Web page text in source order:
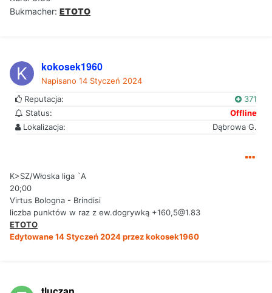
Bukmacher: ETOTO
kokosek1960
Napisano 14 Styczeń 2024
Reputacja:
371
Status:
Offline
Lokalizacja:
Dąbrowa G.
K>SZ/Włoska liga `A
20;00
Virtus Bologna - Brindisi
liczba punktów w raz z ew.dogrywką +160,5@1.83
ETOTO
Edytowane14 Styczeń 2024przez kokosek1960